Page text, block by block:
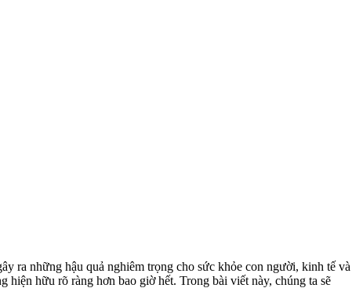
ra những hậu quả nghiêm trọng cho sức khỏe con người, kinh tế và
hiện hữu rõ ràng hơn bao giờ hết. Trong bài viết này, chúng ta sẽ